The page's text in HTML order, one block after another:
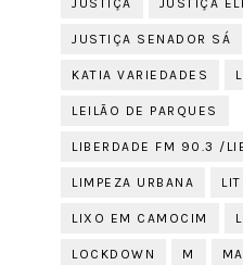
JUSTIÇA JUSTIÇA
JUSTIÇA SENADOR SÁ
KATIA VARIEDADES
LEILÃO DE PARQUES
LIBERDADE FM 90.3 /
LIMPEZA URBANA
LIXO EM CAMOCIM
LOCKDOWN M